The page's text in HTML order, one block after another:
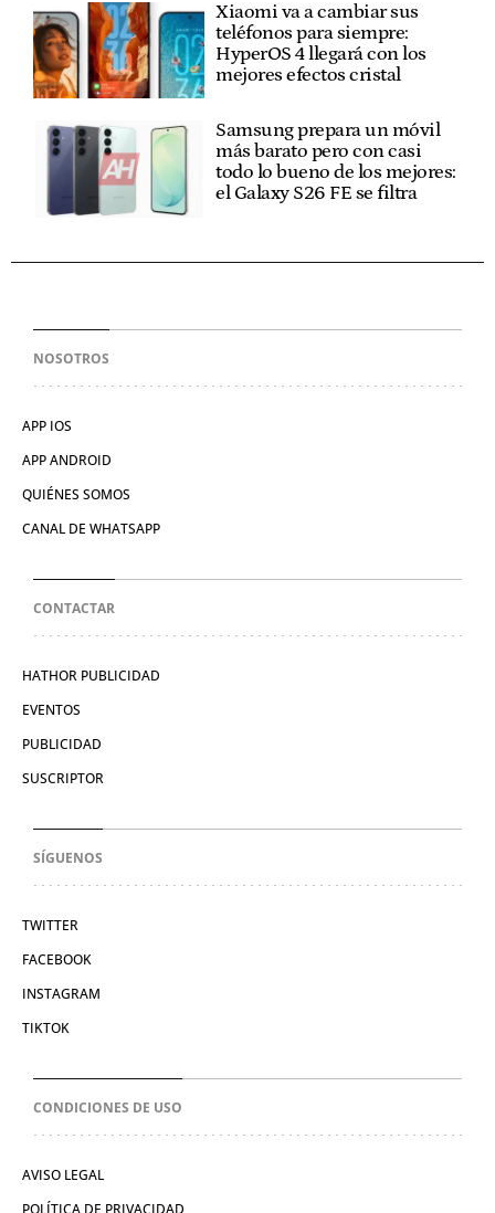
Xiaomi va a cambiar sus
teléfonos para siempre:
HyperOS 4 llegará con los
mejores efectos cristal
Samsung prepara un móvil
más barato pero con casi
todo lo bueno de los mejores:
el Galaxy S26 FE se filtra
NOSOTROS
APP IOS
APP ANDROID
QUIÉNES SOMOS
CANAL DE WHATSAPP
CONTACTAR
HATHOR PUBLICIDAD
EVENTOS
PUBLICIDAD
SUSCRIPTOR
SÍGUENOS
TWITTER
FACEBOOK
INSTAGRAM
TIKTOK
CONDICIONES DE USO
AVISO LEGAL
POLÍTICA DE PRIVACIDAD